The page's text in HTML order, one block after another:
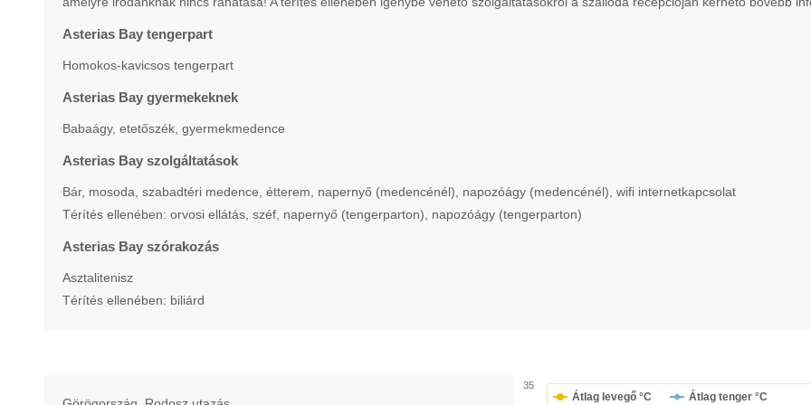
Asterias Bay tengerpart
Homokos-kavicsos tengerpart
Asterias Bay gyermekeknek
Babaágy, etetőszék, gyermekmedence
Asterias Bay szolgáltatások
Bár, mosoda, szabadtéri medence, étterem, napernyő (medencénél), napozóágy (medencénél), wifi internetkapcsolat
Térítés ellenében: orvosi ellátás, széf, napernyő (tengerparton), napozóágy (tengerparton)
Asterias Bay szórakozás
Asztalitenisz
Térítés ellenében: biliárd
Átlag levegő °C Átlag tenger °C
35